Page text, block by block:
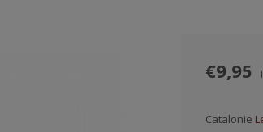
€9,95
Catalonie